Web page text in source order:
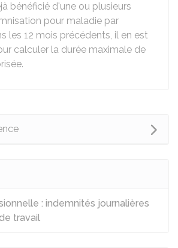
bénéficié d'une ou plusieurs
pour maladie par
les 12 mois précédents, il en est
calculer la durée maximale de
: indemnités journalières
travail